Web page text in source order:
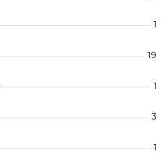
1
19
1
3
1